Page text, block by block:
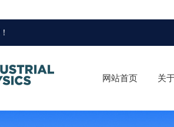
！
网站首页 关